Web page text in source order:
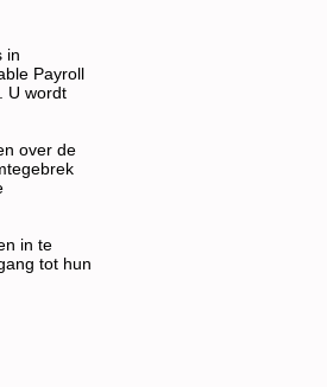
in
Payroll
U wordt
over de
in te
tot hun